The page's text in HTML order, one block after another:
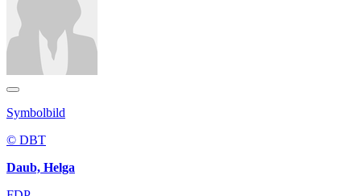
Symbolbild
© DBT
Daub, Helga